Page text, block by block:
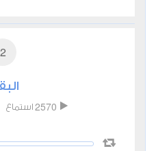
2
2570 استماع